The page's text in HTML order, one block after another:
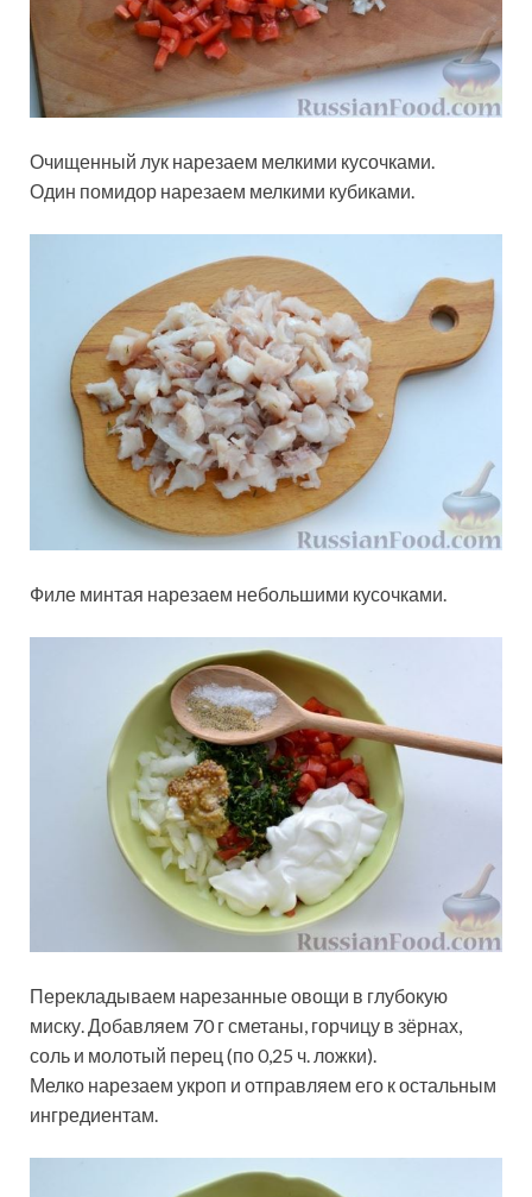
Очищенный лук нарезаем мелкими кусочками.
Один помидор нарезаем мелкими кубиками.
Филе минтая нарезаем небольшими кусочками.
Перекладываем нарезанные овощи в глубокую
миску. Добавляем 70 г сметаны, горчицу в зёрнах,
соль и молотый перец (по 0,25 ч. ложки).
Мелко нарезаем укроп и отправляем его к остальным
ингредиентам.